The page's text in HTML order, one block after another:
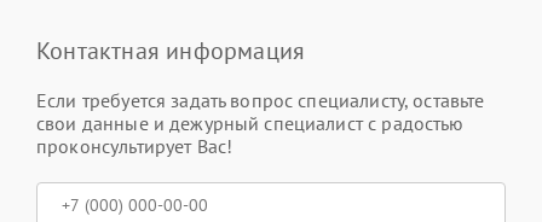
Контактная информация
Если требуется задать вопрос специалисту, оставьте
свои данные и дежурный специалист с радостью
проконсультирует Вас!